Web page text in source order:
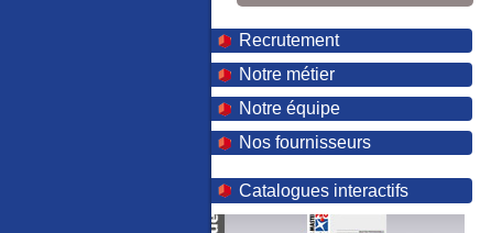
Recrutement
Notre métier
Notre équipe
Nos fournisseurs
Catalogues interactifs